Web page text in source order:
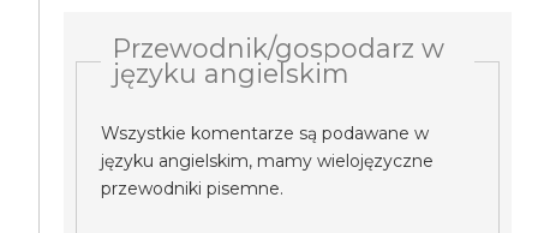
Przewodnik/gospodarz w
języku angielskim
Wszystkie komentarze są podawane w
języku angielskim, mamy wielojęzyczne
przewodniki pisemne.